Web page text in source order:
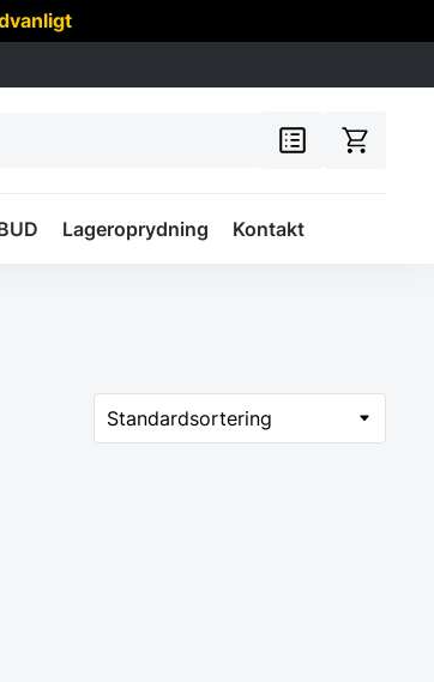
Lageroprydning Kontakt